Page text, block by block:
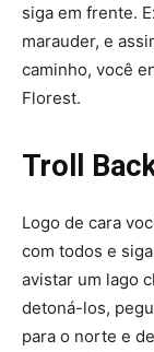
siga em frente.
marauder, e
caminho, você
Florest.
Troll
Logo de cara
com todos e
avistar um lago
detoná-los,
para o norte e